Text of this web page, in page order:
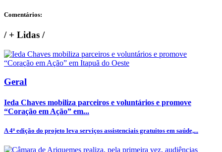
Comentários:
/+ Lidas /
Geral
Ieda Chaves mobiliza parceiros e voluntários e promove
“Coração em Ação” em...
A 4ª edição do projeto leva serviços assistenciais gratuitos em saúde,...